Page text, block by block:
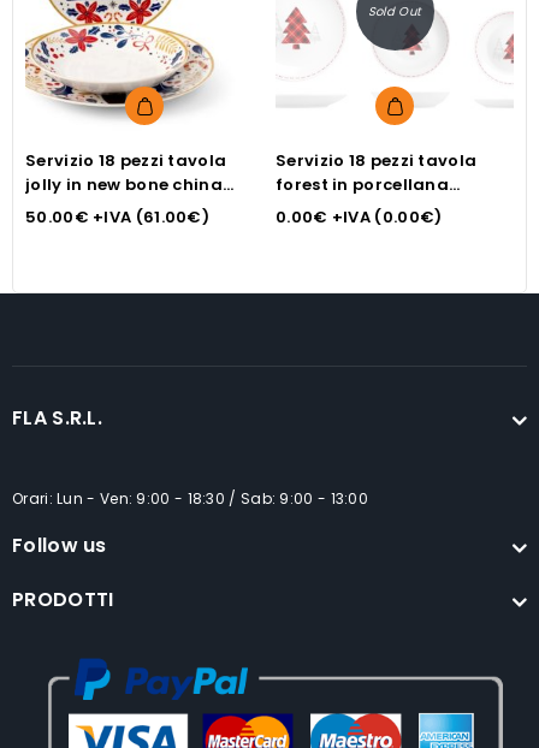
Servizio 18 pezzi tavola
jolly in new bone china
decorato coupe
50.00€ +IVA (61.00€)
Sold Out
Servizio 18 pezzi tavola
forest in porcellana
decorata forma coupe
0.00€ +IVA (0.00€)
FLA S.R.L.
Orari: Lun - Ven: 9:00 - 18:30 / Sab: 9:00 - 13:00
Follow us
PRODOTTI